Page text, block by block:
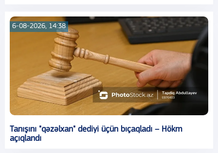
6-08-2026, 14:38
Tanışını "qəzəlxan" dediyi üçün bıçaqladı – Hökm
açıqlandı